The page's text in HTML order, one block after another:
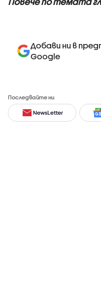
Добави ни в
Google
Последвайте ни
NewsLetter